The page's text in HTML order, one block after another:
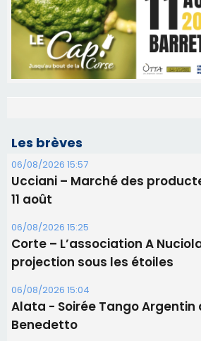
Les brèves
06/08/2026 15:57
Ucciani – Marché des
11 août